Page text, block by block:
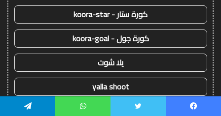
كورة ستار - koora-star
كورة جول - koora-goal
يلا شوت
yalla shoot